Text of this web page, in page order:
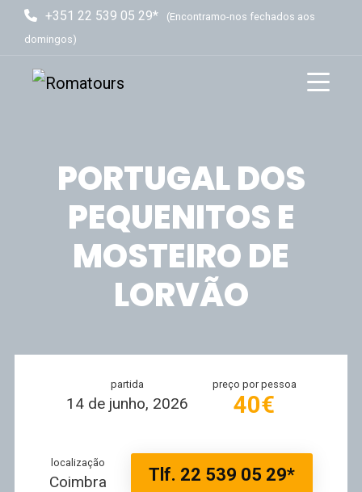
+351 22 539 05 29*
(Encontramo-nos fechados aos
domingos)
PORTUGAL DOS
PEQUENITOS E
MOSTEIRO DE
LORVÃO
partida
14 de junho, 2026
preço por pessoa
40€
localização
Coimbra Tlf. 22 539 05 29*